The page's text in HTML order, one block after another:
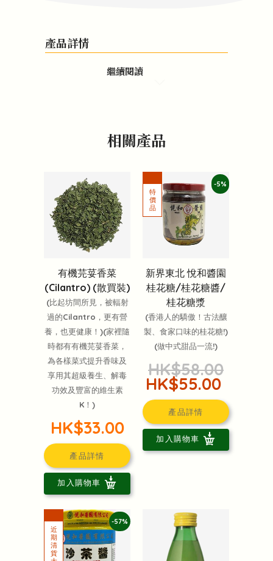
產品詳情
繼續閱讀
相關產品
有機芫荽香菜
(Cilantro) (散買裝)
(比起坊間所見，被輻射
過的Cilantro，更有營
養，也更健康！)(家裡隨
時都有有機芫荽香菜，
為各樣菜式提升香味及
享用其超級養生、解毒
功效及豐富的維生素
K！)
HK$33.00
產品詳情
加入購物車
-5%
新界東北 悅和醬園
桂花糖/桂花糖醬/
桂花糖漿
(香港人的驕傲！古法釀
製、食家口味的桂花糖!)
(做中式甜品一流!)
HK$58.00
HK$55.00
產品詳情
加入購物車
-57%